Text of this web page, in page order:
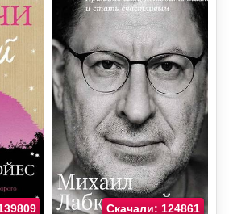
Скачали: 124861